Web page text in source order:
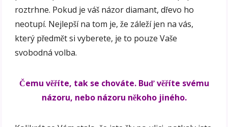
roztrhne. Pokud je váš názor diamant, dřevo ho
neotupí. Nejlepší na tom je, že záleží jen na vás,
který předmět si vyberete, je to pouze Vaše
svobodná volba.
Čemu věříte, tak se chováte. Buď věříte svému
názoru, nebo názoru někoho jiného.